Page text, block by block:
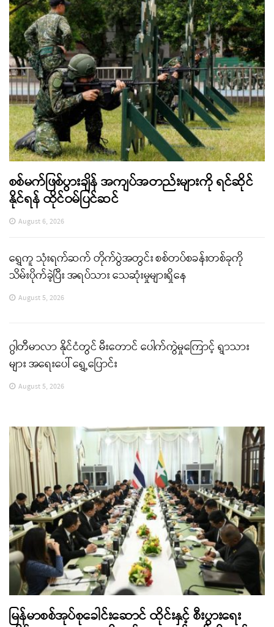
စစ်မက်ဖြစ်ပွားချိန် အကျပ်အတည်းများကို ရင်ဆိုင်
နိုင်ရန် ထိုင်ဝမ်ပြင်ဆင်
August 6, 2026
ရွှေကူ သုံးရက်ဆက် တိုက်ပွဲအတွင်း စစ်တပ်စခန်းတစ်ခုကို
သိမ်းပိုက်ခဲ့ပြီး အရပ်သား သေဆုံးမှုများရှိနေ
August 5, 2026
ဂွါတီမာလာ နိုင်ငံတွင် မီးတောင် ပေါက်ကွဲမှုကြောင့် ရွာသား
များ အရေးပေါ် ရွှေ့ပြောင်း
August 5, 2026
မြန်မာစစ်အုပ်စုခေါင်းဆောင် ထိုင်းနှင့် စီးပွားရေး